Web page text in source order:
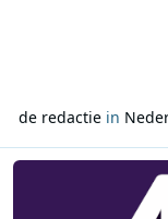
de redactiein
Lees meer over